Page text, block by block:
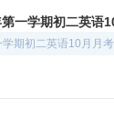
一学期初二英语
期初二英语10月月考